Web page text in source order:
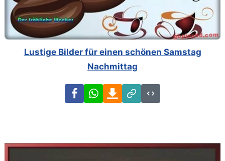
Lustige Bilder für einen schönen Samstag
Nachmittag
FacebookWhatsAppDownload
Link
Code